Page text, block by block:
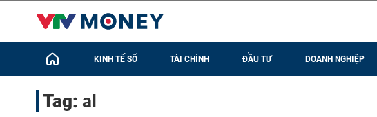
KINH TẾ SỐ TÀI CHÍNH ĐẦU TƯ DOANH NGHIỆP
Tag: al